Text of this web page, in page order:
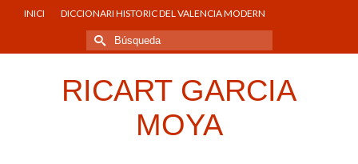
INICI DICCIONARI HISTORIC DEL VALENCIA MODERN
Buscar
por:
RICART GARCIA
MOYA